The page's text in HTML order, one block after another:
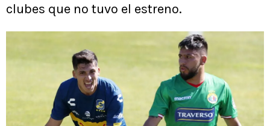
clubes que no tuvo el estreno.